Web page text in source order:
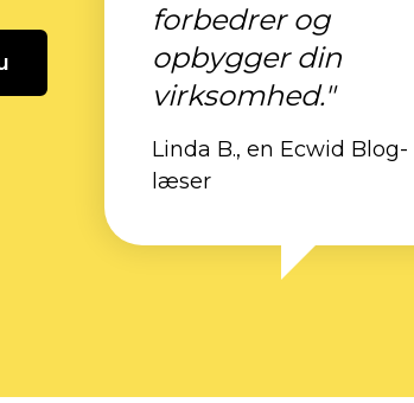
forbedrer og
opbygger din
virksomhed."
Linda B., en Ecwid Blog-
læser